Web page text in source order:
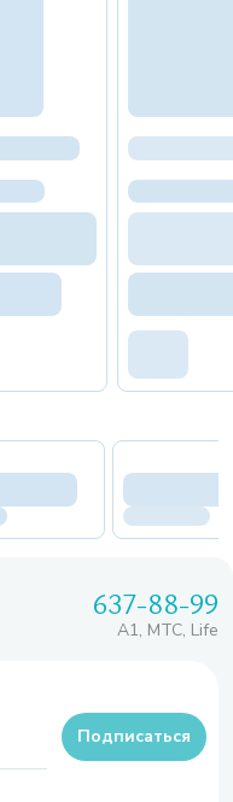
637-88-99
A1, МТС, Life
Подписаться